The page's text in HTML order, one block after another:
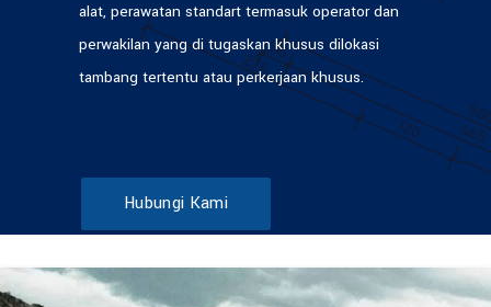
alat, perawatan standart termasuk operator dan
perwakilan yang di tugaskan khusus dilokasi
tambang tertentu atau perkerjaan khusus.
Hubungi Kami